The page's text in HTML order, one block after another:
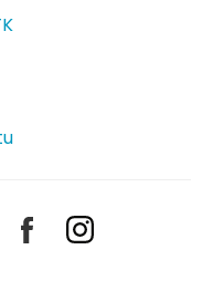
FacebookInstagram